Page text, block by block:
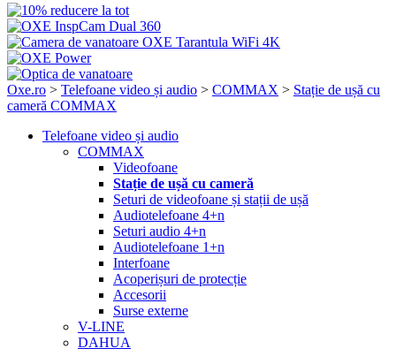
Oxe.ro > Telefoane video și audio > COMMAX > Stație de ușă cu
cameră COMMAX
Telefoane video și audio
COMMAX
Videofoane
Stație de ușă cu cameră
Seturi de videofoane și stații de ușă
Audiotelefoane 4+n
Seturi audio 4+n
Audiotelefoane 1+n
Interfoane
Acoperișuri de protecție
Accesorii
Surse externe
V-LINE
DAHUA